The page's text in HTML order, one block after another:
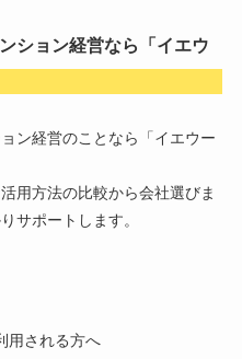
ション経営なら「 イエウ
ン経営のことなら「 イエウー
用方法の比較から会社選びま
サポートします。
用される方へ